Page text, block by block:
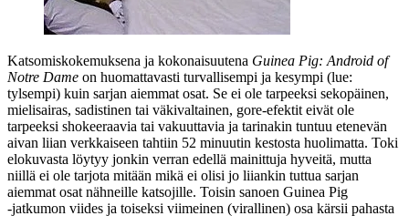
Katsomiskokemuksena ja kokonaisuutena Guinea Pig: Android of
Notre Dame on huomattavasti turvallisempi ja kesympi (lue:
tylsempi) kuin sarjan aiemmat osat. Se ei ole tarpeeksi sekopäinen,
mielisairas, sadistinen tai väkivaltainen, gore-efektit eivät ole
tarpeeksi shokeeraavia tai vakuuttavia ja tarinakin tuntuu etenevän
aivan liian verkkaiseen tahtiin 52 minuutin kestosta huolimatta. Toki
elokuvasta löytyy jonkin verran edellä mainittuja hyveitä, mutta
niillä ei ole tarjota mitään mikä ei olisi jo liiankin tuttua sarjan
aiemmat osat nähneille katsojille. Toisin sanoen Guinea Pig
‑jatkumon viides ja toiseksi viimeinen (virallinen) osa kärsii pahasta